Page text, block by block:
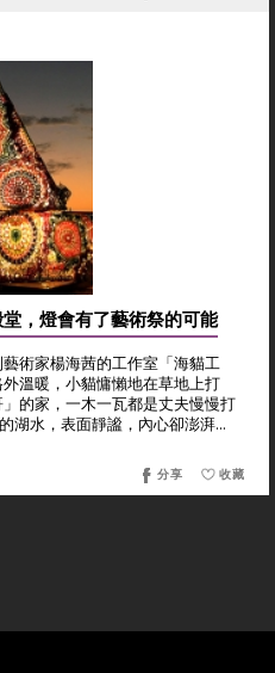
，燈會有了藝術祭的可能
術家楊海茜的工作室「海貓工
溫暖，小貓慵懶地在草地上打
的家，一木一瓦都是丈夫慢慢打
湖水，表面靜謐，內心卻澎湃...
收藏
分享